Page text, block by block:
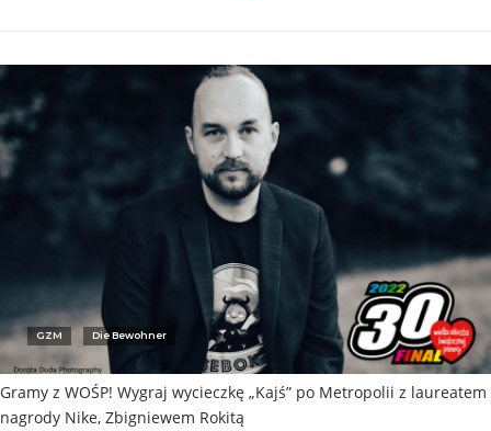
GZM Die Bewohner
Gramy z WOŚP! Wygraj wycieczkę „Kajś” po Metropolii z laureatem
nagrody Nike, Zbigniewem Rokitą